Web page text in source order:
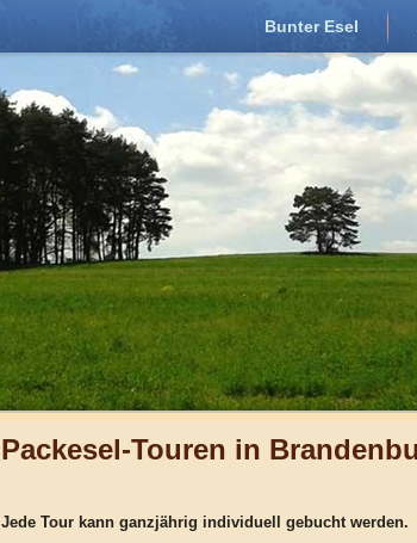
Bunter Esel
Packesel-Touren in
Jede Tour kann ganzjährig individuell gebucht werden.